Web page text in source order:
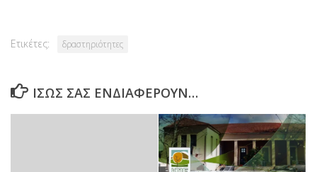
Ετικέτες: δραστηριότητες
ΊΣΩΣ ΣΑΣ ΕΝΔΙΑΦΈΡΟΥΝ…